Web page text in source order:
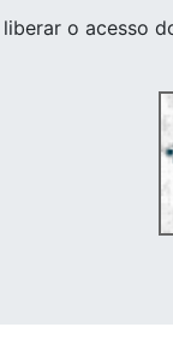
liberar o acesso